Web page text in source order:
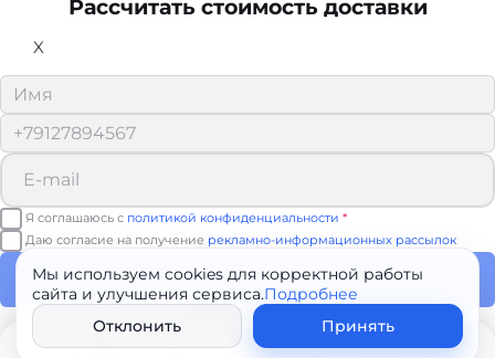
Рассчитать стоимость доставки
X
Я соглашаюсь с политикой конфиденциальности *
Даю согласие на получение рекламно-информационных рассылок
Рассчитать доставку
Спасибо!
Мы свяжемся с вами в ближайшее время.
Мы используем cookies для корректной работы
сайта и улучшения сервиса.Подробнее
Отклонить
Принять